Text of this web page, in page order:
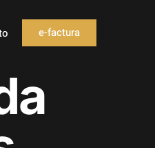
e-factura